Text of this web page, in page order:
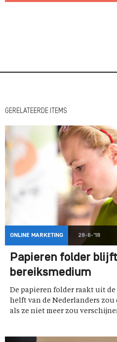
GERELATEERDE ITEMS
ONLINE MARKETING 28-6-'18
Papieren folder
bereiksmedium
De papieren folder raakt uit de
helft van de Nederlanders zou
als ze niet meer zou